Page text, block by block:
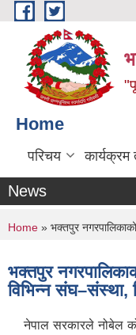
Skip to main content
Home
परिचय कार्यक्रम
News
You are here
Home » भक्तपुर
भक्तपुर
विभिन्न संघ–संस्था,
नेपाल सरकारले नोबेल